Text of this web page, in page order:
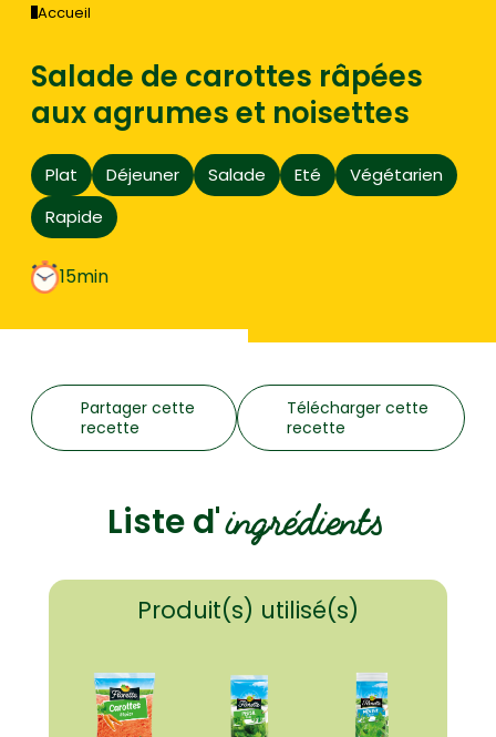
Accueil
Salade de carottes râpées
aux agrumes et noisettes
Plat Déjeuner Salade Eté
Végétarien
Rapide
15min
Partager cette
recette
Télécharger cette
recette
Liste d'ingrédients
Produit(s) utilisé(s)